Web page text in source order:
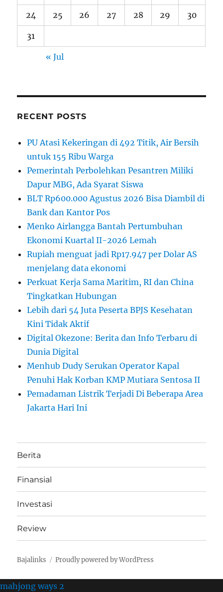
24 25 26 27 28 29 30
31
« Jul
RECENT POSTS
PU Atasi Kekeringan di 492 Titik, Air Bersih
untuk 155 Ribu Warga
Pemerintah Perbolehkan Pesantren Miliki
Dapur MBG, Ada Syarat Siswa
BLT Rp600.000 Agustus 2026 Bisa Diambil di
Bank dan Kantor Pos
Menko Airlangga Bantah Pertumbuhan
Ekonomi Kuartal II-2026 Lemah
Rupiah menguat jadi Rp17.947 per Dolar AS
menjelang data ekonomi
Perkuat Kerja Sama Maritim, RI dan China
Tingkatkan Hubungan
Lebih dari 54 Juta Peserta BPJS Kesehatan
Kini Tidak Aktif
Digital Okezone: Berita dan Info Terbaru di
Dunia Digital
Menhub Dudy Serukan Operator Kapal
Penuhi Hak Korban KMP Mutiara Sentosa II
Pemadaman Listrik Terjadi Di Beberapa Area
Jakarta Hari Ini
Berita
Finansial
Investasi
Review
Bajalinks Proudly powered by WordPress
mahjong ways 2